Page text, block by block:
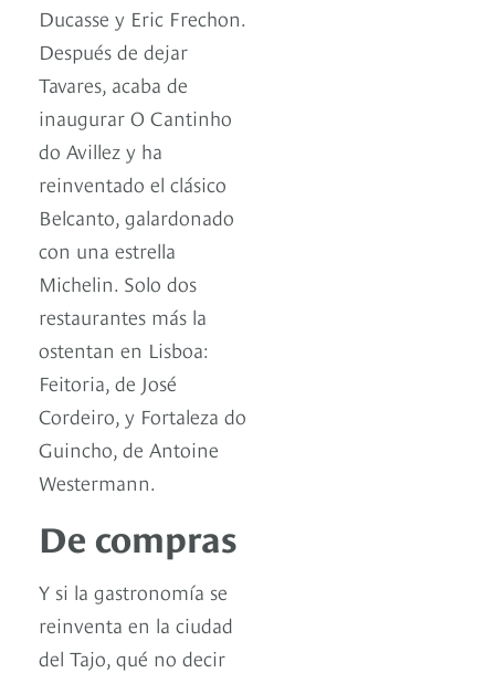
Ducasse y Eric Frechon.
Después de dejar
Tavares, acaba de
inaugurar O Cantinho
do Avillez y ha
reinventado el clásico
Belcanto, galardonado
con una estrella
Michelin. Solo dos
restaurantes más la
ostentan en Lisboa:
Feitoria, de José
Cordeiro, y Fortaleza do
Guincho, de Antoine
Westermann.
De compras
Y si la gastronomía se
reinventa en la ciudad
del Tajo, qué no decir